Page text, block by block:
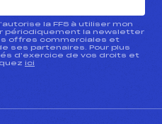
la FFS à utiliser mon
périodiquement la newsletter
offres commerciales et
ses partenaires. Pour plus
d’exercice de vos droits et
ici